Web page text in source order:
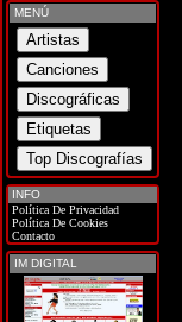
MENÚ
INFO
Política De Privacidad
Política De Cookies
Contacto
IM DIGITAL